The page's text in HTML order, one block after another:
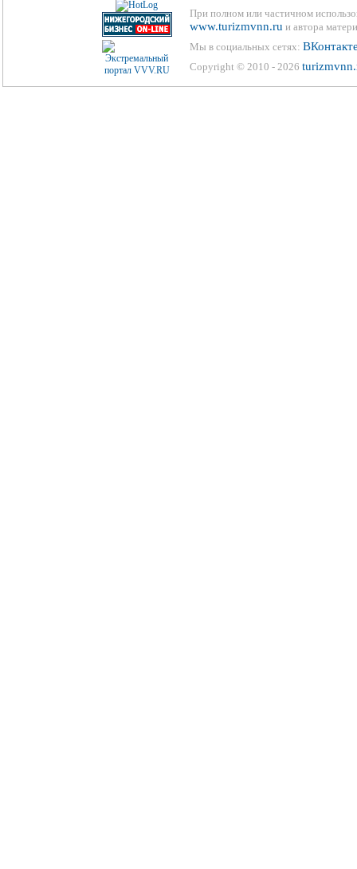
При полном или частичном
www.turizmvnn.ru и автора
Мы в социальных сетях:
Copyright © 2010 - 2026